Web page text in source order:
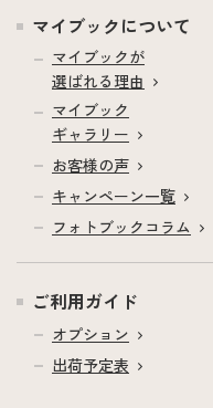
マイブックについて
マイブックが
選ばれる理由
マイブック
ギャラリー
お客様の声
キャンペーン一覧
フォトブックコラム
ご利用ガイド
オプション
出荷予定表